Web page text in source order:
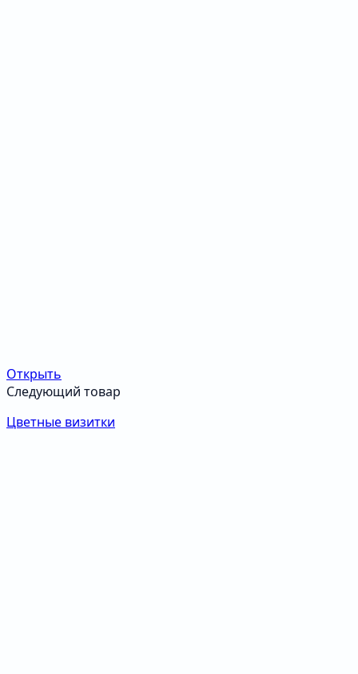
Открыть
Следующий товар
Цветные визитки